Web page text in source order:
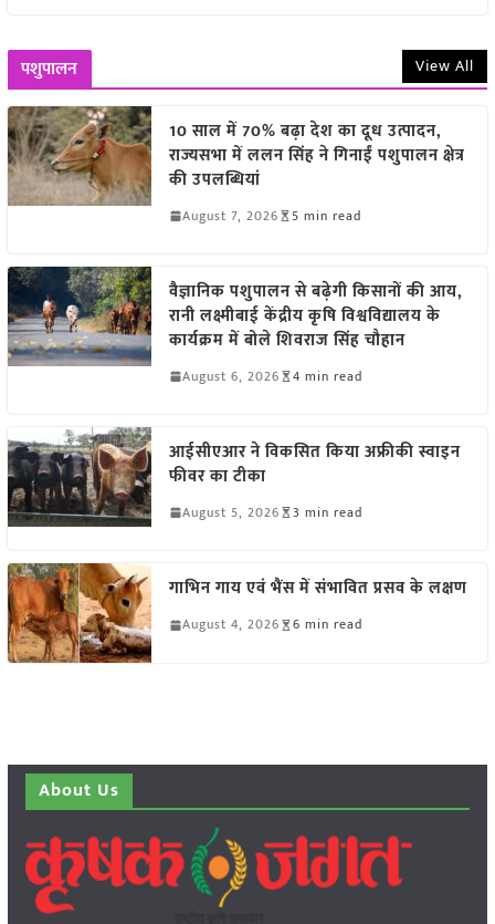
पशुपालन View All
10 साल में 70% बढ़ा देश का दूध उत्पादन,
राज्यसभा में ललन सिंह ने गिनाईं पशुपालन क्षेत्र
की उपलब्धियां
August 7, 2026 5 min read
वैज्ञानिक पशुपालन से बढ़ेगी किसानों की आय,
रानी लक्ष्मीबाई केंद्रीय कृषि विश्वविद्यालय के
कार्यक्रम में बोले शिवराज सिंह चौहान
August 6, 2026 4 min read
आईसीएआर ने विकसित किया अफ्रीकी स्वाइन
फीवर का टीका
August 5, 2026 3 min read
गाभिन गाय एवं भैंस में संभावित प्रसव के लक्षण
August 4, 2026 6 min read
About Us